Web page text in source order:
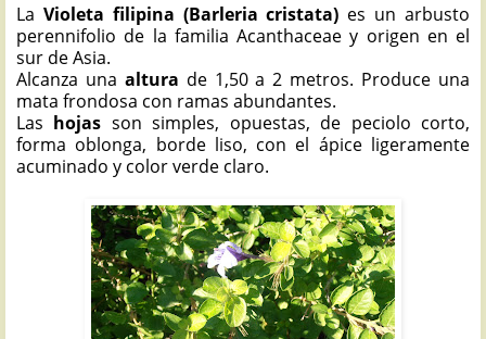
La Violeta filipina (Barleria cristata) es un arbusto
perennifolio de la familia Acanthaceae y origen en el
sur de Asia.
Alcanza una altura de 1,50 a 2 metros. Produce una
mata frondosa con ramas abundantes.
Las hojas son simples, opuestas, de peciolo corto,
forma oblonga, borde liso, con el ápice ligeramente
acuminado y color verde claro.